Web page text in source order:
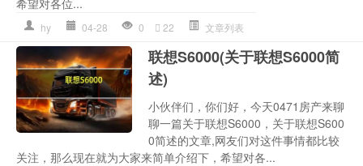
hy 04-28 0 22 文章列表
联想S6000(关于联想S6000简
述)
小伙伴们，你们好，今天0471房产来聊
聊一篇关于联想S6000，关于联想S600
0简述的文章,网友们对这件事情都比较
关注，那么现在就为大家来简单介绍下，希望对各...